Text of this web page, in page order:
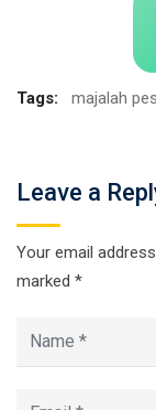
Tags: majalah
Leave a
Your email
marked *